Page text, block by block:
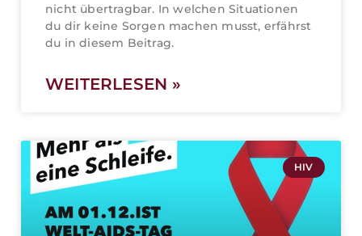
nicht übertragbar. In welchen Situationen
du dir keine Sorgen machen musst, erfährst
du in diesem Beitrag.
WEITERLESEN »
HIV